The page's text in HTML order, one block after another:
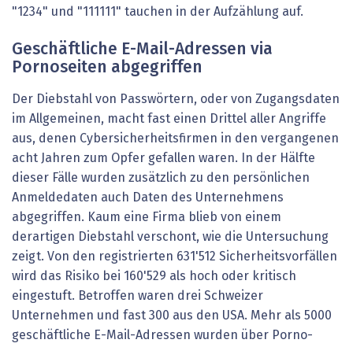
"1234" und "111111" tauchen in der Aufzählung auf.
Geschäftliche E-Mail-Adressen via
Pornoseiten abgegriffen
Der Diebstahl von Passwörtern, oder von Zugangsdaten
im Allgemeinen, macht fast einen Drittel aller Angriffe
aus, denen Cybersicherheitsfirmen in den vergangenen
acht Jahren zum Opfer gefallen waren. In der Hälfte
dieser Fälle wurden zusätzlich zu den persönlichen
Anmeldedaten auch Daten des Unternehmens
abgegriffen. Kaum eine Firma blieb von einem
derartigen Diebstahl verschont, wie die Untersuchung
zeigt. Von den registrierten 631'512 Sicherheitsvorfällen
wird das Risiko bei 160'529 als hoch oder kritisch
eingestuft. Betroffen waren drei Schweizer
Unternehmen und fast 300 aus den USA. Mehr als 5000
geschäftliche E-Mail-Adressen wurden über Porno-